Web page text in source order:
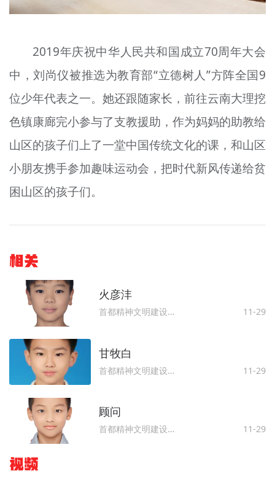
2019年庆祝中华人民共和国成立70周年大会
中，刘尚仪被推选为教育部“立德树人”方阵全国9
位少年代表之一。她还跟随家长，前往云南大理挖
色镇康廊完小参与了支教援助，作为妈妈的助教给
山区的孩子们上了一堂中国传统文化的课，和山区
小朋友携手参加趣味运动会，把时代新风传递给贫
困山区的孩子们。
相关
火彦沣
首都精神文明建设委员会办公室 11-29
甘牧白
首都精神文明建设委员会办公室 11-29
顾问
首都精神文明建设委员会办公室 11-29
视频